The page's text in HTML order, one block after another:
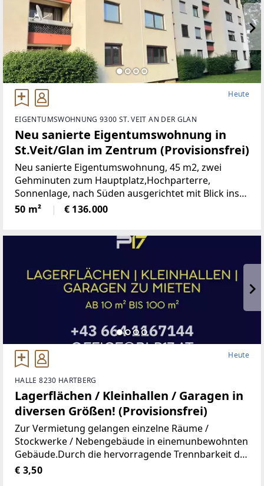
Heute
EIGENTUMSWOHNUNG 9300 ST. VEIT AN DER GLAN
Neu sanierte Eigentumswohnung in
St.Veit/Glan im Zentrum (Provisionsfrei)
Neu sanierte Eigentumswohnung, 45 m2, zwei
Gehminuten zum Hauptplatz,Hochparterre,
Sonnenlage, nach Süden ausgerichtet mit Blick ins
Grüne, mangelangt über nur 4 Stufen in die
Wohnung, Kindergarten, Volksschule,Mittelschule,
50 m² € 136.000
Heute
HALLE 8230 HARTBERG
Lagerflächen / Kleinhallen / Garagen in
diversen Größen! (Provisionsfrei)
Zur Vermietung gelangen einzelne Räume /
Stockwerke / Nebengebäude in einemunbewohnten
Gebäude.Durch die hervorragende Trennbarkeit der
Räumlichkeiten, stehen Ihnen Größen vonca. 10 m²
€ 3,50